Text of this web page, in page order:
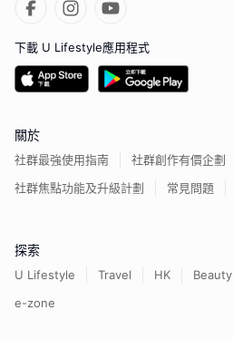
下載 U Lifestyle應用程式
關於
社群最強使用指南
社群創作有價企劃
社群焦點功能及升級計劃
常見問題
探索
U Lifestyle Travel HK Beauty
e-zone